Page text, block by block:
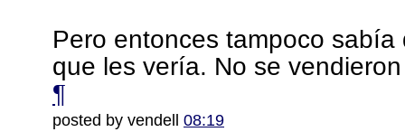
Pero entonces tampoco
que les vería. No se
¶
posted by vendell 08:19